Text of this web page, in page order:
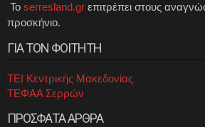
Το serresland.gr επιτρέπει στους
προσκήνιο.
ΓΙΑ ΤΟΝ ΦΟΙΤΗΤΗ
ΤΕΙ Κεντρικής Μακεδονίας
ΤΕΦΑΑ Σερρών
ΠΡΟΣΦΑΤΑ ΑΡΘΡΑ